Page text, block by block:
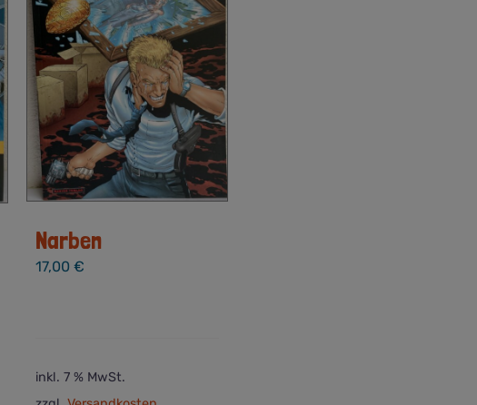
Narben
17,00€
inkl. 7 % MwSt.